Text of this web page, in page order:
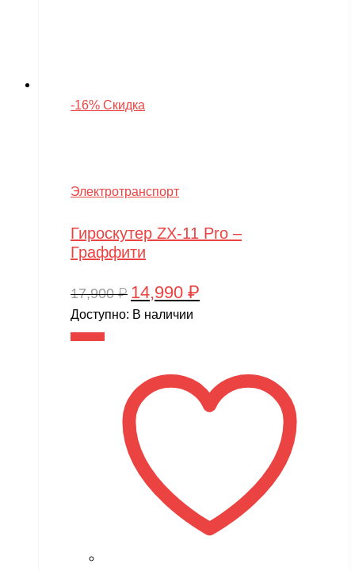
-16% Скидка
Электротранспорт
Гироскутер ZX-11 Pro –
Граффити
17,900₽ Первоначальная
цена
14,990 ₽
Доступно: В наличии